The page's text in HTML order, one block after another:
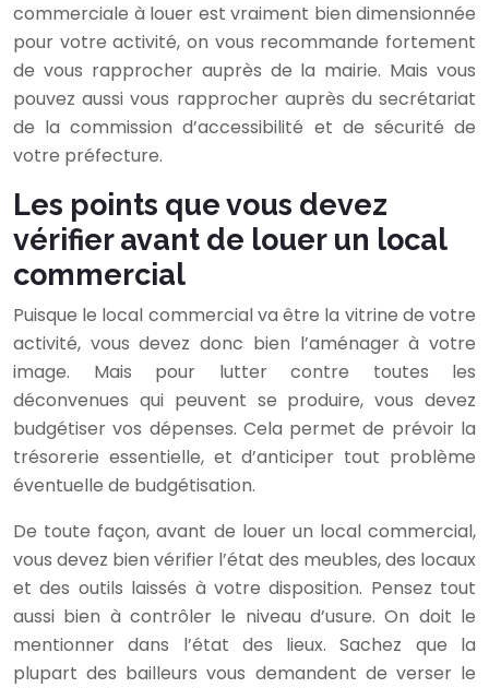
commerciale à louer est vraiment bien dimensionnée
pour votre activité, on vous recommande fortement
de vous rapprocher auprès de la mairie. Mais vous
pouvez aussi vous rapprocher auprès du secrétariat
de la commission d’accessibilité et de sécurité de
votre préfecture.
Les points que vous devez
vérifier avant de louer un local
commercial
Puisque le local commercial va être la vitrine de votre
activité, vous devez donc bien l’aménager à votre
image. Mais pour lutter contre toutes les
déconvenues qui peuvent se produire, vous devez
budgétiser vos dépenses. Cela permet de prévoir la
trésorerie essentielle, et d’anticiper tout problème
éventuelle de budgétisation.
De toute façon, avant de louer un local commercial,
vous devez bien vérifier l’état des meubles, des locaux
et des outils laissés à votre disposition. Pensez tout
aussi bien à contrôler le niveau d’usure. On doit le
mentionner dans l’état des lieux. Sachez que la
plupart des bailleurs vous demandent de verser le